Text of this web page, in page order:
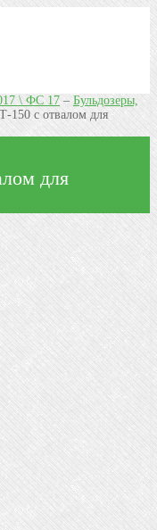
\ ФС 17– Бульдозеры,
150 с отвалом для
для